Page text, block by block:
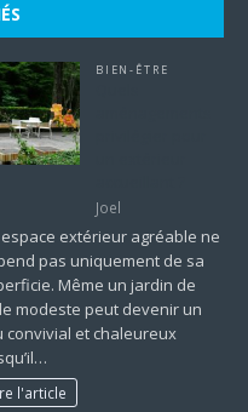
BIEN-ÊTRE
Joel
espace extérieur agréable ne
pas uniquement de sa
Même un jardin de
modeste peut devenir un
convivial et chaleureux
l'article